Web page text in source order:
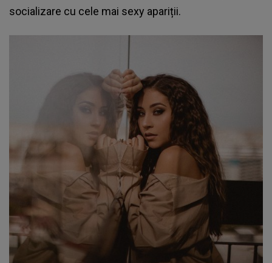
socializare cu cele mai sexy apariții.